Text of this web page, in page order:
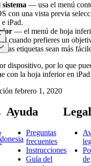
— usa el menú
con una vista previa
iPad.
— el menú de hoja
cuando prefieres un
las etiquetas sean más
dispositivo, por lo que
con la hoja inferior en
febrero 1, 2020
Ayuda
Preguntas
frecuentes
Instrucciones
Guía del
Legal
de